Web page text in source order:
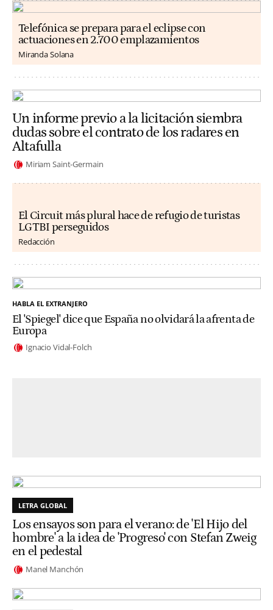
Telefónica se prepara para el eclipse con
actuaciones en 2.700 emplazamientos
Miranda Solana
Un informe previo a la licitación siembra
dudas sobre el contrato de los radares en
Altafulla
Miriam Saint-Germain
El Circuit más plural hace de refugio de turistas
LGTBI perseguidos
Redacción
HABLA EL EXTRANJERO
El 'Spiegel' dice que España no olvidará la afrenta de
Europa
Ignacio Vidal-Folch
LETRA GLOBAL
Los ensayos son para el verano: de 'El Hijo del
hombre' a la idea de 'Progreso' con Stefan Zweig
en el pedestal
Manel Manchón